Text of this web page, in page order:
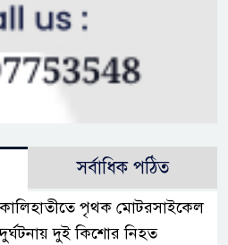
সর্বাধিক পঠিত
পৃথক মোটরসাইকেল
দুই কিশোর নিহত